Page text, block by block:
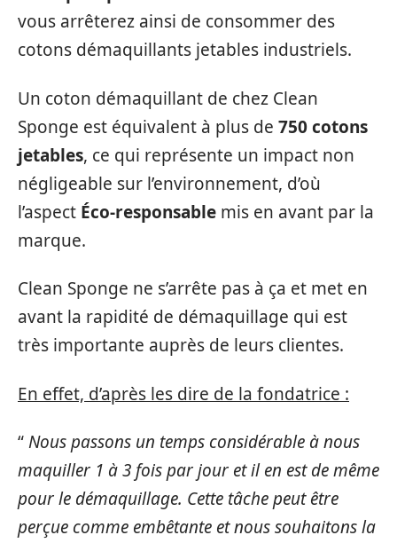
vous arrêterez ainsi de consommer des
cotons démaquillants jetables industriels.
Un coton démaquillant de chez Clean
Sponge est équivalent à plus de 750 cotons
jetables, ce qui représente un impact non
négligeable sur l’environnement, d’où
l’aspect Éco-responsable mis en avant par la
marque.
Clean Sponge ne s’arrête pas à ça et met en
avant la rapidité de démaquillage qui est
très importante auprès de leurs clientes.
En effet, d’après les dire de la fondatrice :
“Nous passons un temps considérable à nous
maquiller 1 à 3 fois par jour et il en est de même
pour le démaquillage. Cette tâche peut être
perçue comme embêtante et nous souhaitons la